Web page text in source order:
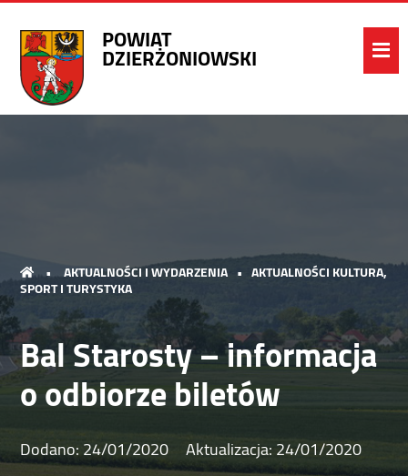
POWIAT
DZIERŻONIOWSKI
• AKTUALNOŚCI I WYDARZENIA • AKTUALNOŚCI KULTURA,
SPORT I TURYSTYKA
Bal Starosty – informacja
o odbiorze biletów
Dodano:24/01/2020 Aktualizacja:24/01/2020